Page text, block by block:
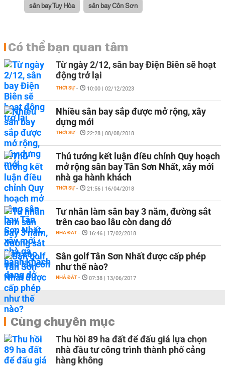
sân bay Tuy Hòa sân bay Côn Sơn
Có thể bạn quan tâm
Từ ngày 2/12, sân bay Điện Biên sẽ hoạt
động trở lại
THỜI SỰ - 10:00 | 02/12/2023
Nhiều sân bay sắp được mở rộng, xây
dựng mới
THỜI SỰ - 22:28 | 08/08/2018
Thủ tướng kết luận điều chỉnh Quy hoạch
mở rộng sân bay Tân Sơn Nhất, xây mới
nhà ga hành khách
THỜI SỰ - 21:56 | 16/04/2018
Tư nhân làm sân bay 3 năm, đường sắt
trên cao bao lâu còn dang dở
NHÀ ĐẤT - 16:46 | 17/02/2018
Sân golf Tân Sơn Nhất được cấp phép
như thế nào?
NHÀ ĐẤT - 07:38 | 13/06/2017
Cùng chuyên mục
Thu hồi 89 ha đất để đấu giá lựa chọn
nhà đầu tư công trình thành phố cảng
hàng không